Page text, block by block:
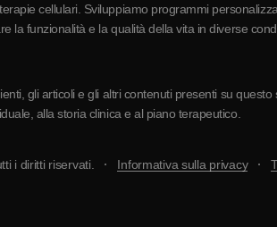
cellulari. Sviluppiamo programmi
la funzionalità e la qualità della vita in diverse
gli articoli e gli altri contenuti presenti su
alla storia clinica e al piano terapeutico.
i diritti riservati. Informativa sulla privacy